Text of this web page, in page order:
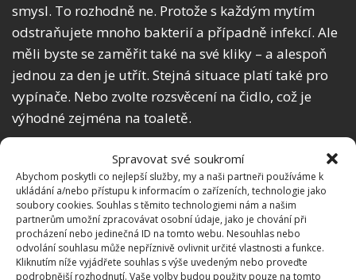
Spravovat své soukromí
Abychom poskytli co nejlepší služby, my a naši partneři používáme k
ukládání a/nebo přístupu k informacím o zařízeních, technologie jako
soubory cookies. Souhlas s těmito technologiemi nám a našim
partnerům umožní zpracovávat osobní údaje, jako je chování při
procházení nebo jedinečná ID na tomto webu. Nesouhlas nebo
odvolání souhlasu může nepříznivě ovlivnit určité vlastnosti a funkce.
Kliknutím níže vyjádřete souhlas s výše uvedeným nebo proveďte
podrobnější rozhodnutí. Vaše volby budou použity pouze na tomto
smysl. To rozhodně ne. Protože s každým mytím
odstraňujete mnoho bakterií a případně infekcí. Ale
měli byste se zaměřit také na své kliky – a alespoň
jednou za den je utřít. Stejná situace platí také pro
vypínače. Nebo zvolte rozsvěcení na čidlo, což je
výhodné zejména na toaletě.